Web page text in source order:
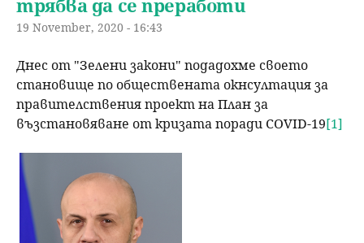
трябва да се преработи
19 November, 2020 - 16:43
Днес от "Зелени закони" подадохме своето
становище по обществената окнсултация за
правителствения проект на План за
възстановяване от кризата поради COVID-19[1]